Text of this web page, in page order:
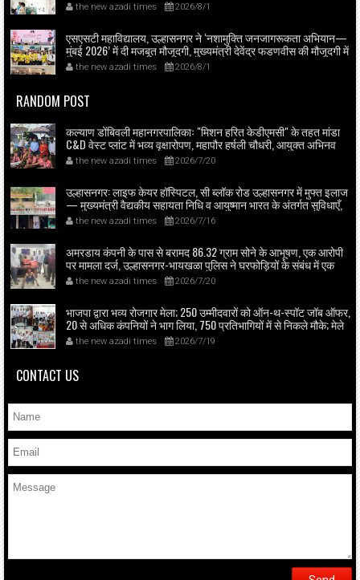
the new azadi times 2026/8/1
एसएसटी महाविद्यालय, उल्हासनगर ने ‘नशामुक्ति जनजागरूकता अभियान—
मुंबई 2026’ में दी मजबूत मौजूदगी, मुख्यमंत्री देवेंद्र फडणवीस की मौजूदगी में
मुंबई के एनएससीआई डोम में आयोजित शपथ ग्रहण समारोह का लाइव
प्रसारण उल्हासनगर में भी दिखाया गया; छात्रों ने प्रत्यक्ष व ऑनलाइन
the new azadi times 2026/8/1
RANDOM POST
कल्याण डोंबिवली महानगरपालिकाः "मिशन हरित केडीएमसी" के तहत मांडा
C&D वेस्ट प्लांट में भव्य वृक्षारोपण, महापौर हर्षली चौधरी, आयुक्त अभिनव
गोयल व स्थानीय पार्षदों की मौजूदगी में स्कूल बच्चों ने भी उत्साहपूर्वक लिया
भाग।
the new azadi times 2026/7/20
उल्हासनगर: लाइफ केयर हॉस्पिटल, सी ब्लॉक रोड उल्हासनगर में मुफ्त इलाज
— मुख्यमंत्री वैद्यकीय सहायता निधि व आयुष्मान भारत के अंतर्गत सुविधाएँ,
लाइफ केयर में मुफ्त डायलिसिस व 24×7 लैब, महत्मा फुले जन आरोग्य योजना
के तहत भी मरीजों को इलाज; 50 बेड व दो आधुनिक ऑपरेशन थिएटर
the new azadi times 2026/7/16
अमरडाय कंपनी के पास से बरामद 86.32 ग्राम सोने के आभूषण, एक आरोपी
पर मामला दर्ज, उल्हासनगर-भायखळा पुलिस ने घरफोड़ियों के संबंध में एक
आरोपी से महत्वपूर्ण पूछताछ के बाद आरोपी के साथी के ठिकाने से 10,90,261
रुपये मूल्य के सोने के आभूषण बरामद किए।
the new azadi times 2026/7/20
भाजपा द्वारा भव्य रोजगार मेला; 250 उम्मीदवारों को ऑन-थ-स्पॉट जॉब ऑफर,
20 से अधिक कंपनियों ने भाग लिया, 750 प्रतिभागियों में से निकले मौके; मेले
का उद्घाटन भाजपा ज़िला अध्यक्ष राजेश वधारिया ने किया।
the new azadi times 2026/7/19
CONTACT US